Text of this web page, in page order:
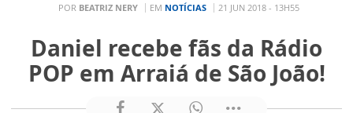
POR BEATRIZ NERY EM NOTÍCIAS 21 JUN 2018 - 13H55
Daniel recebe fãs da Rádio
POP em Arraiá de São João!